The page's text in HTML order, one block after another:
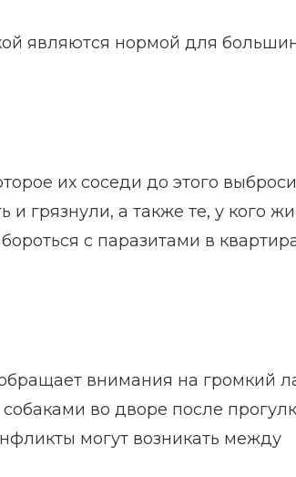
являются нормой для
их соседи до этого
грязнули, а также те, у кого
с паразитами в
внимания на громкий
во дворе после
могут возникать между